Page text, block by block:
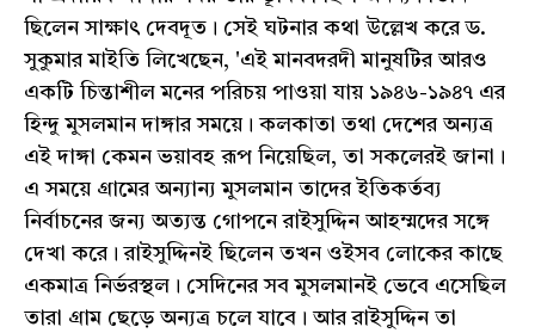
ছিলেন সাক্ষাৎ দেবদূত। সেই ঘটনার কথা উল্লেখ করে ড.
সুকুমার মাইতি লিখেছেন, 'এই মানবদরদী মানুষটির আরও
একটি চিন্তাশীল মনের পরিচয় পাওয়া যায় ১৯৪৬-১৯৪৭ এর
হিন্দু মুসলমান দাঙ্গার সময়ে। কলকাতা তথা দেশের অন্যত্র
এই দাঙ্গা কেমন ভয়াবহ রূপ নিয়েছিল, তা সকলেরই জানা।
এ সময়ে গ্রামের অন্যান্য মুসলমান তাদের ইতিকর্তব্য
নির্বাচনের জন্য অত্যন্ত গোপনে রাইসুদ্দিন আহম্মদের সঙ্গে
দেখা করে। রাইসুদ্দিনই ছিলেন তখন ওইসব লোকের কাছে
একমাত্র নির্ভরস্থল। সেদিনের সব মুসলমানই ভেবে এসেছিল
তারা গ্রাম ছেড়ে অন্যত্র চলে যাবে। আর রাইসুদ্দিন তা